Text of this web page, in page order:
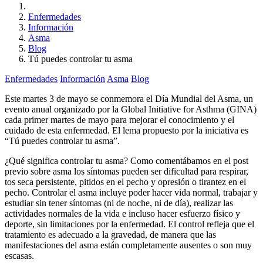
Enfermedades
Información
Asma
Blog
Tú puedes controlar tu asma
Enfermedades InformaciónAsma Blog
Este martes 3 de mayo se conmemora el Día Mundial del Asma, un
evento anual organizado por la Global Initiative for Asthma (GINA)
cada primer martes de mayo para mejorar el conocimiento y el
cuidado de esta enfermedad. El lema propuesto por la iniciativa es
“Tú puedes controlar tu asma”.
¿Qué significa controlar tu asma? Como comentábamos en el post
previo sobre asma los síntomas pueden ser dificultad para respirar,
tos seca persistente, pitidos en el pecho y opresión o tirantez en el
pecho. Controlar el asma incluye poder hacer vida normal, trabajar y
estudiar sin tener síntomas (ni de noche, ni de día), realizar las
actividades normales de la vida e incluso hacer esfuerzo físico y
deporte, sin limitaciones por la enfermedad. El control refleja que el
tratamiento es adecuado a la gravedad, de manera que las
manifestaciones del asma están completamente ausentes o son muy
escasas.